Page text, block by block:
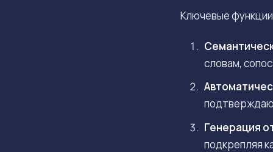
Ключевые
словам,
Генерация
подкрепляя